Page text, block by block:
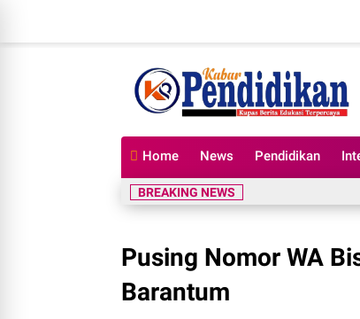
Home News Pendidikan
BREAKING NEWS
Pusing Nomor WA
Barantum